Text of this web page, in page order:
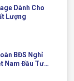
Dành Cho
Lượng
BĐS Nghỉ
Nam Đầu Tư